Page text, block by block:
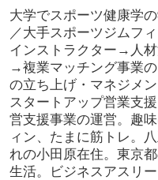
大学でスポーツ健康学
／大手スポーツジムフ
インストラクター→人
→複業マッチング事業
の立ち上げ・マネジメ
スタートアップ営業支
営支援事業の運営。趣
ィン、たまに筋トレ。
れの小田原在住。東京
生活。ビジネスアスリー